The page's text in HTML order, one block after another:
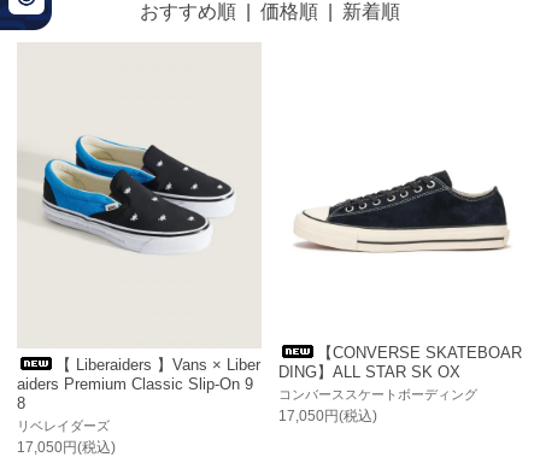
おすすめ順 価格順 新着順
【 Liberaiders 】Vans × Liber
aiders Premium Classic Slip-On 9
8
リベレイダーズ
17,050円(税込)
【CONVERSE SKATEBOAR
DING】ALL STAR SK OX
コンバーススケートボーディング
17,050円(税込)